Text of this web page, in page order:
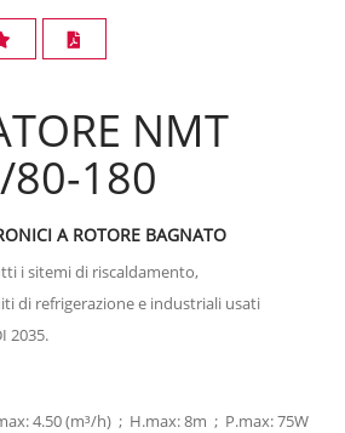
NMT
80-180
A ROTORE BAGNATO
i sitemi di riscaldamento,
di refrigerazione e industriali usati
2035.
4.50 (m³/h) ; H.max: 8m ; P.max: 75W